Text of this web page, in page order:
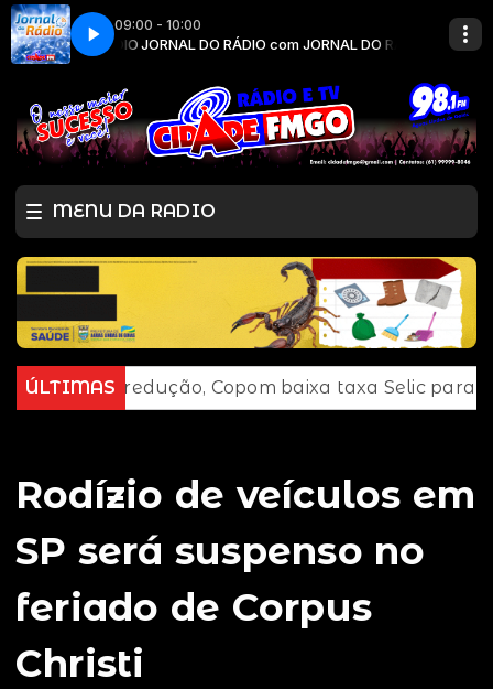
09:00 - 10:00
DO RÁDIO JORNAL DO RÁDIO com JORNAL DO RÁDIO
CIDADE FM
MENU DA RADIO
ÚLTIMAS
redução, Copom baixa taxa Selic para 14% ao
Rodízio de veículos em
SP será suspenso no
feriado de Corpus
Christi